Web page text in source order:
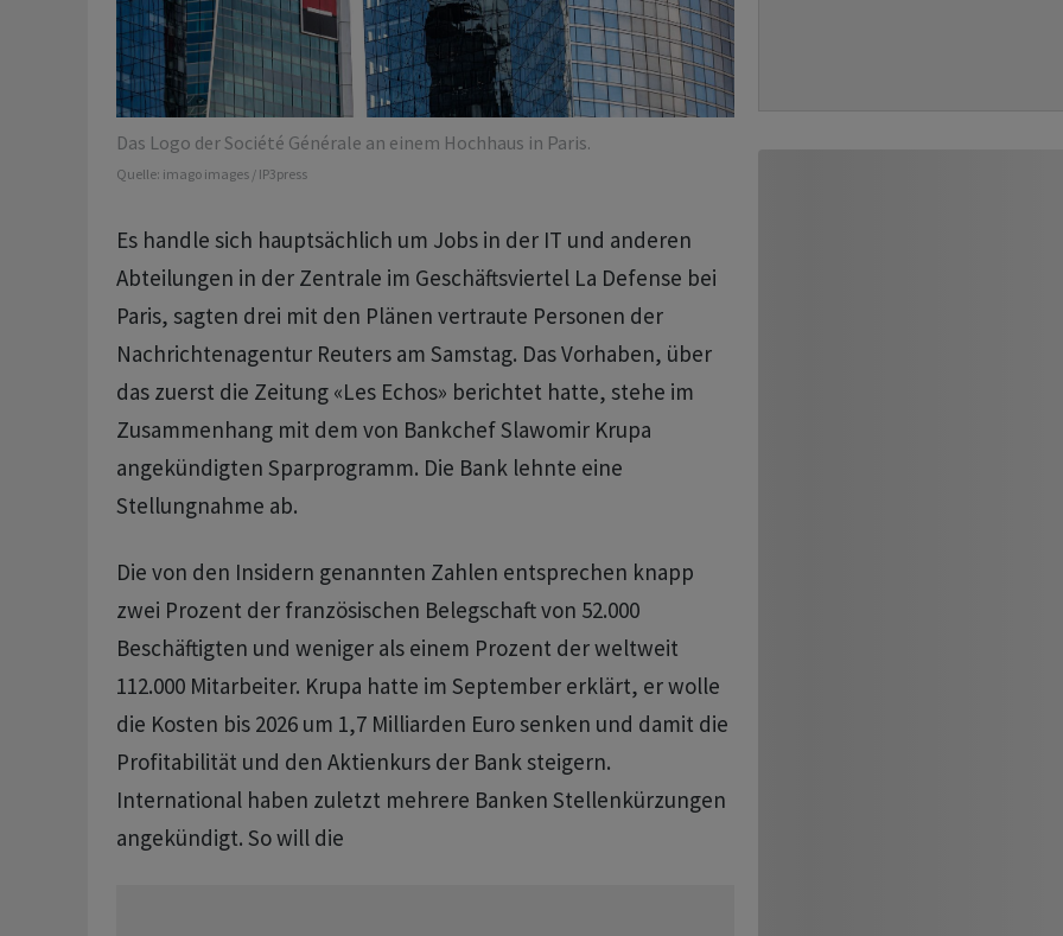
Das Logo der Société Générale an einem Hochhaus in Paris.
Quelle: imago images / IP3press
Es handle sich hauptsächlich um Jobs in der IT und anderen
Abteilungen in der Zentrale im Geschäftsviertel La Defense bei
Paris, sagten drei mit den Plänen vertraute Personen der
Nachrichtenagentur Reuters am Samstag. Das Vorhaben, über
das zuerst die Zeitung «Les Echos» berichtet hatte, stehe im
Zusammenhang mit dem von Bankchef Slawomir Krupa
angekündigten Sparprogramm. Die Bank lehnte eine
Stellungnahme ab.
Die von den Insidern genannten Zahlen entsprechen knapp
zwei Prozent der französischen Belegschaft von 52.000
Beschäftigten und weniger als einem Prozent der weltweit
112.000 Mitarbeiter. Krupa hatte im September erklärt, er wolle
die Kosten bis 2026 um 1,7 Milliarden Euro senken und damit die
Profitabilität und den Aktienkurs der Bank steigern.
International haben zuletzt mehrere Banken Stellenkürzungen
angekündigt. So will die